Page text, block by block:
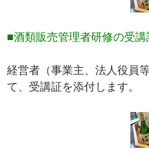
■酒類販売管理者研修の受講
経営者（事業主、法人役員
て、受講証を添付します。